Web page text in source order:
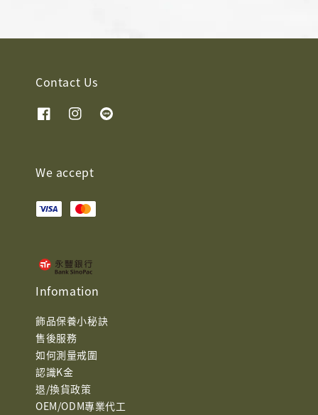
Contact Us
We accept
Infomation
飾品保養小秘訣
售後服務
如何測量戒圍
認識K金
退/換貨政策
OEM/ODM專業代工